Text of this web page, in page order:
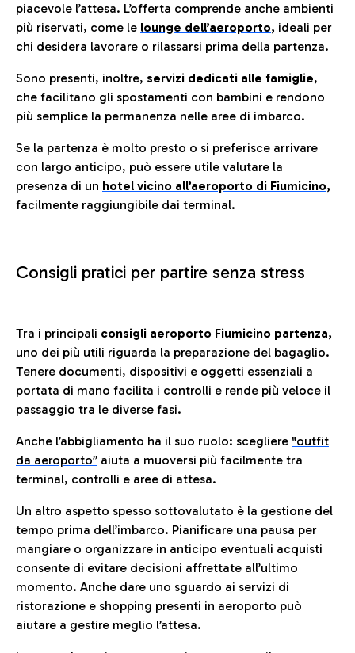
piacevole l’attesa. L’offerta comprende anche ambienti
più riservati, come le lounge dell’aeroporto, ideali per
chi desidera lavorare o rilassarsi prima della partenza.
Sono presenti, inoltre, servizi dedicati alle famiglie,
che facilitano gli spostamenti con bambini e rendono
più semplice la permanenza nelle aree di imbarco.
Se la partenza è molto presto o si preferisce arrivare
con largo anticipo, può essere utile valutare la
presenza di un hotel vicino all’aeroporto di Fiumicino,
facilmente raggiungibile dai terminal.
Consigli pratici per partire senza stress
Tra i principali consigli aeroporto Fiumicino partenza,
uno dei più utili riguarda la preparazione del bagaglio.
Tenere documenti, dispositivi e oggetti essenziali a
portata di mano facilita i controlli e rende più veloce il
passaggio tra le diverse fasi.
Anche l’abbigliamento ha il suo ruolo: scegliere "outfit
da aeroporto” aiuta a muoversi più facilmente tra
terminal, controlli e aree di attesa.
Un altro aspetto spesso sottovalutato è la gestione del
tempo prima dell’imbarco. Pianificare una pausa per
mangiare o organizzare in anticipo eventuali acquisti
consente di evitare decisioni affrettate all’ultimo
momento. Anche dare uno sguardo ai servizi di
ristorazione e shopping presenti in aeroporto può
aiutare a gestire meglio l’attesa.